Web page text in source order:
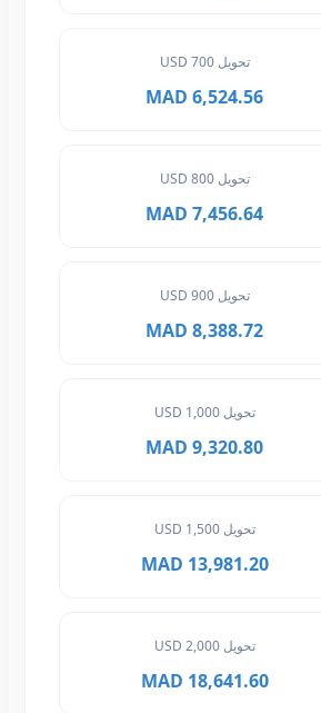
تحويل 700 USD
6,524.56 MAD
تحويل 800 USD
7,456.64 MAD
تحويل 900 USD
8,388.72 MAD
تحويل 1,000 USD
9,320.80 MAD
تحويل 1,500 USD
13,981.20 MAD
تحويل 2,000 USD
18,641.60 MAD